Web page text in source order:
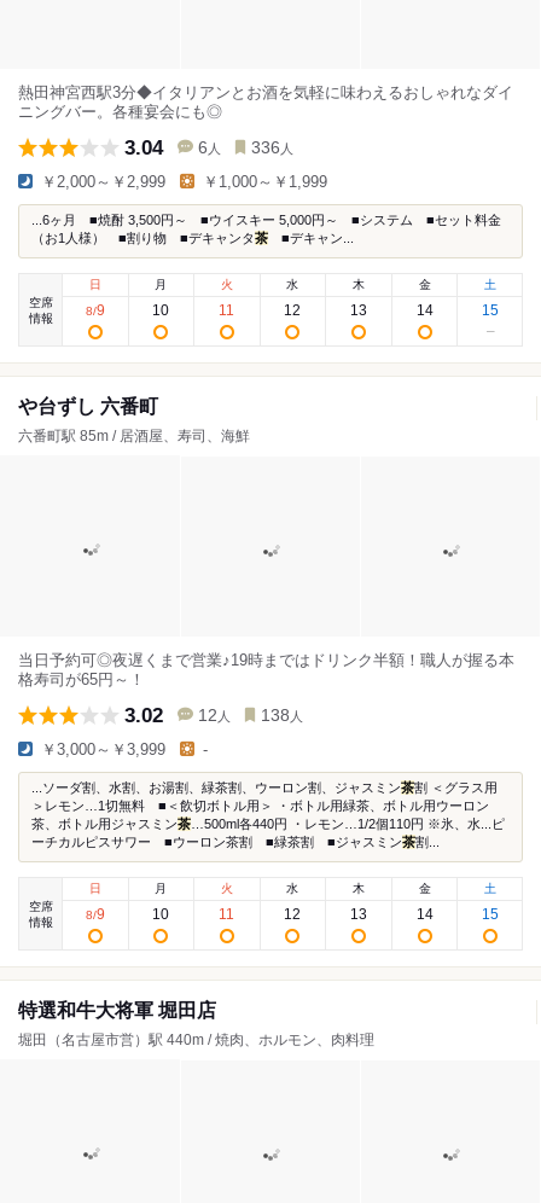
熱田神宮西駅3分◆イタリアンとお酒を気軽に味わえるおしゃれなダイ
ニングバー。各種宴会にも◎
3.04 6 人 336 人
￥2,000～￥2,999 ￥1,000～￥1,999
...6ヶ月 ■焼酎 3,500円～ ■ウイスキー 5,000円～ ■システム ■セット料金
（お1人様） ■割り物 ■デキャンタ茶 ■デキャン...
空席
情報
日
8/9
月
10
火
11
水
12
木
13
金
14
土
15
や台ずし 六番町
六番町駅 85m / 居酒屋、寿司、海鮮
当日予約可◎夜遅くまで営業♪19時まではドリンク半額！職人が握る本
格寿司が65円～！
3.02 12 人 138 人
￥3,000～￥3,999 -
...ソーダ割、水割、お湯割、緑茶割、ウーロン割、ジャスミン茶割 ＜グラス用
＞レモン…1切無料 ■＜飲切ボトル用＞ ・ボトル用緑茶、ボトル用ウーロン
茶、ボトル用ジャスミン茶 …500ml各440円 ・レモン…1/2個110円 ※氷、水...ピ
ーチカルピスサワー ■ウーロン茶割 ■緑茶割 ■ジャスミン茶割...
空席
情報
日
8/9
月
10
火
11
水
12
木
13
金
14
土
15
特選和牛大将軍 堀田店
堀田（名古屋市営）駅 440m / 焼肉、ホルモン、肉料理